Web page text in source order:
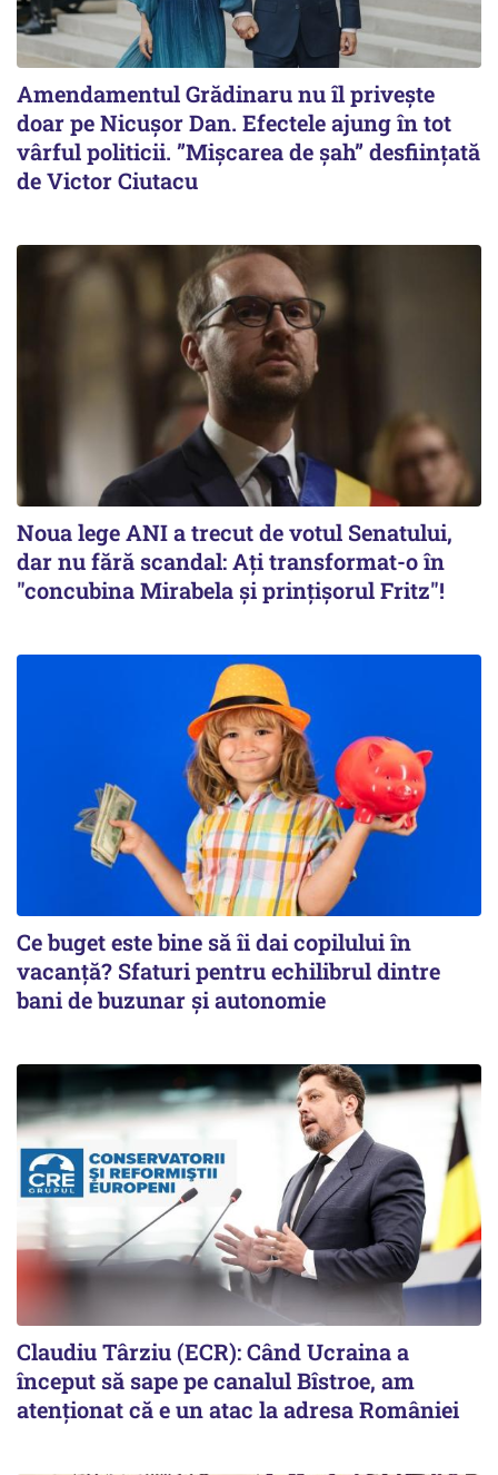
Amendamentul Grădinaru nu îl privește
doar pe Nicușor Dan. Efectele ajung în tot
vârful politicii. ”Mișcarea de șah” desființată
de Victor Ciutacu
Noua lege ANI a trecut de votul Senatului,
dar nu fără scandal: Ați transformat-o în
"concubina Mirabela şi prinţişorul Fritz"!
Ce buget este bine să îi dai copilului în
vacanță? Sfaturi pentru echilibrul dintre
bani de buzunar și autonomie
Claudiu Târziu (ECR): Când Ucraina a
început să sape pe canalul Bîstroe, am
atenționat că e un atac la adresa României